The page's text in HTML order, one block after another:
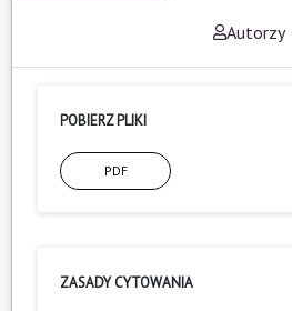
Autorzy
POBIERZ PLIKI
PDF
ZASADY CYTOWANIA